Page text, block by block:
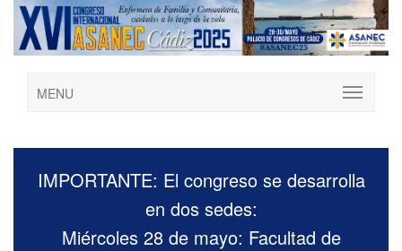
MENU
IMPORTANTE: El congreso se desarrolla
en dos sedes:
Miércoles 28 de mayo: Facultad de